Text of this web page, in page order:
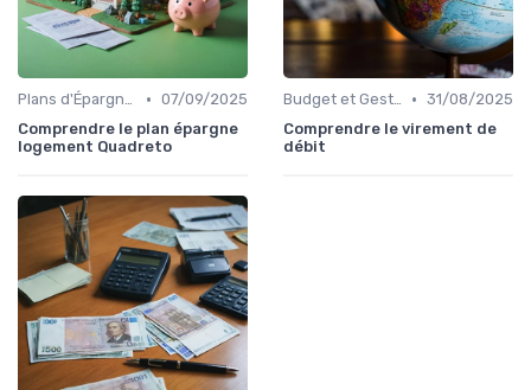
Plans d'Épargne et Assurance Vie • 07/09/2025
Comprendre le plan épargne
logement Quadreto
Budget et Gestion des Finances Personnelles • 31/08/2025
Comprendre le virement de
débit